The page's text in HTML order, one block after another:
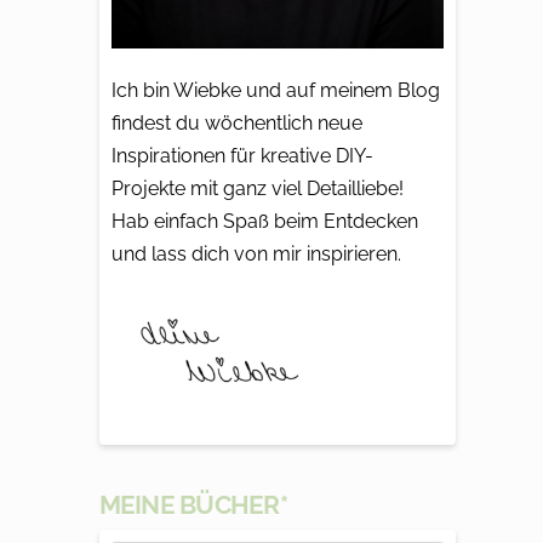
Ich bin Wiebke und auf meinem Blog
findest du wöchentlich neue
Inspirationen für kreative DIY-
Projekte mit ganz viel Detailliebe!
Hab einfach Spaß beim Entdecken
und lass dich von mir inspirieren.
MEINE BÜCHER*